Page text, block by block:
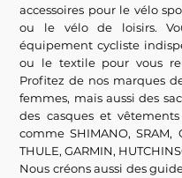
accessoires pour le vélo
ou le vélo de loisirs.
équipement cycliste
ou le textile pour vous
Profitez de nos marques
femmes, mais aussi des
des casques et
comme SHIMANO, SRAM,
THULE, GARMIN,
Nous créons aussi des